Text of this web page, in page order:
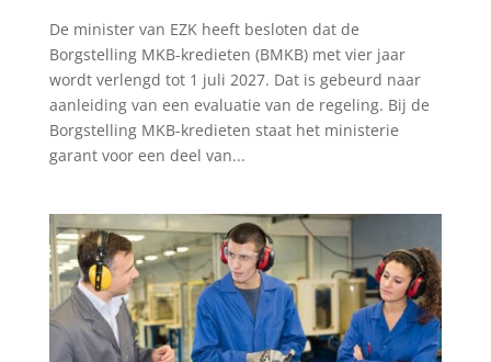
De minister van EZK heeft besloten dat de
Borgstelling MKB-kredieten (BMKB) met vier jaar
wordt verlengd tot 1 juli 2027. Dat is gebeurd naar
aanleiding van een evaluatie van de regeling. Bij de
Borgstelling MKB-kredieten staat het ministerie
garant voor een deel van...